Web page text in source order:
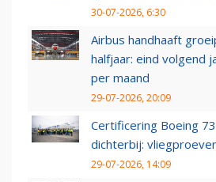
30-07-2026, 6:30
Airbus handhaaft
halfjaar: eind volgend
per maand
29-07-2026, 20:09
Certificering Boeing
dichterbij:
29-07-2026, 14:09